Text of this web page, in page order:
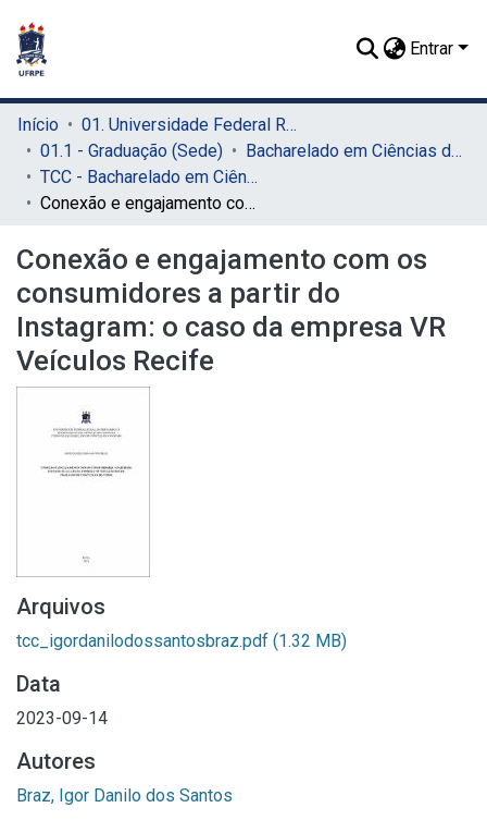
Entrar
Início
01. Universidade Federal Rural de Pernambuco - UFRPE (Sede)
01.1 - Graduação (Sede)
Bacharelado em Ciências do Consumo (Sede)
TCC - Bacharelado em Ciências do Consumo (Sede)
Conexão e engajamento com os consumidores a partir do Instagram: o caso da empresa VR Veículos Recife
Conexão e engajamento com os
consumidores a partir do
Instagram: o caso da empresa VR
Veículos Recife
Arquivos
tcc_igordanilodossantosbraz.pdf (1.32 MB)
Data
2023-09-14
Autores
Braz, Igor Danilo dos Santos